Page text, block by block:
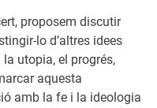
proposem discutir
lo d’altres idees
utopia, el progrés,
aquesta
amb la fe i la ideologia